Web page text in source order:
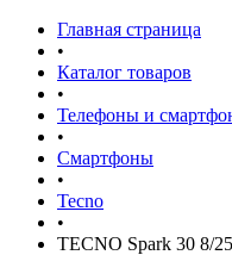
Главная страница
•
Каталог товаров
•
Телефоны и
•
Смартфоны
•
Tecno
•
TECNO Spark 30 8/